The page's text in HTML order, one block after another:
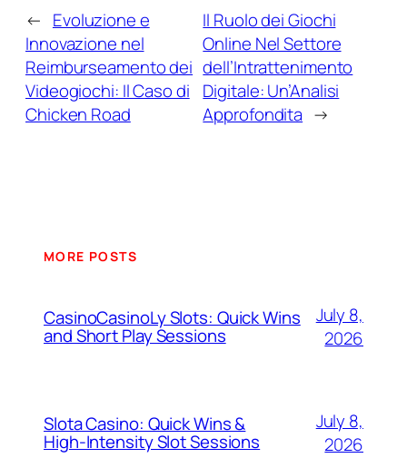
← Evoluzione e
Innovazione nel
Reimburseamento dei
Videogiochi: Il Caso di
Chicken Road
Il Ruolo dei Giochi
Online Nel Settore
dell’Intrattenimento
Digitale: Un’Analisi
Approfondita →
MORE POSTS
CasinoCasinoLy Slots: Quick Wins
and Short Play Sessions
July 8,
2026
Slota Casino: Quick Wins &
High‑Intensity Slot Sessions
July 8,
2026